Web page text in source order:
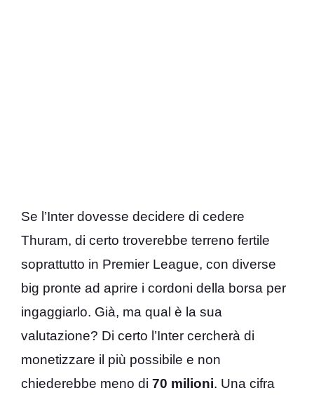
Se l’Inter dovesse decidere di cedere
Thuram, di certo troverebbe terreno fertile
soprattutto in Premier League, con diverse
big pronte ad aprire i cordoni della borsa per
ingaggiarlo. Già, ma qual è la sua
valutazione? Di certo l’Inter cercherà di
monetizzare il più possibile e non
chiederebbe meno di 70 milioni. Una cifra